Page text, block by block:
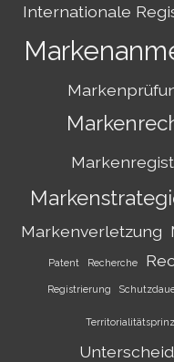
Internationale
Markenverletzung
Patent Recherche
Registrierung